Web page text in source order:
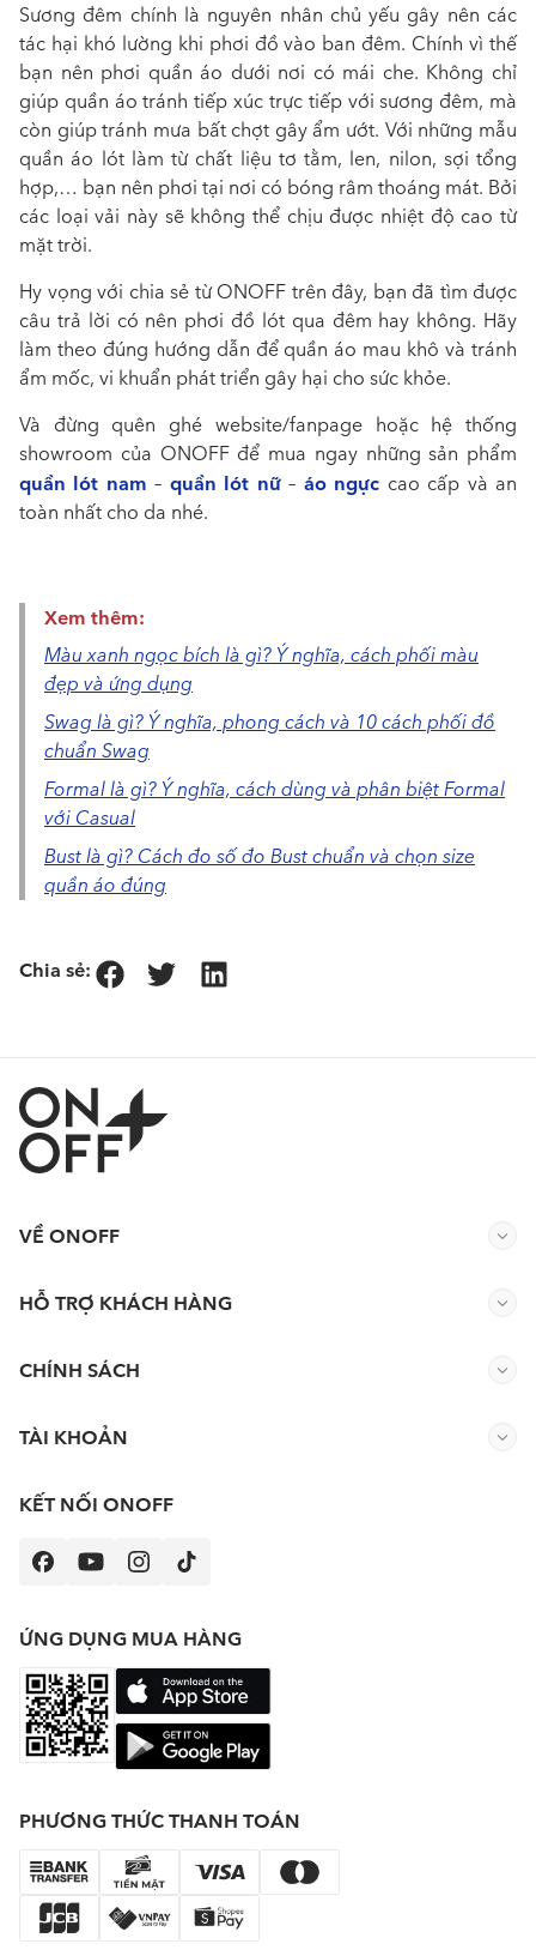
Sương đêm chính là nguyên nhân chủ yếu gây nên các
tác hại khó lường khi phơi đồ vào ban đêm. Chính vì thế
bạn nên phơi quần áo dưới nơi có mái che. Không chỉ
giúp quần áo tránh tiếp xúc trực tiếp với sương đêm, mà
còn giúp tránh mưa bất chợt gây ẩm ướt. Với những mẫu
quần áo lót làm từ chất liệu tơ tằm, len, nilon, sợi tổng
hợp,… bạn nên phơi tại nơi có bóng râm thoáng mát. Bởi
các loại vải này sẽ không thể chịu được nhiệt độ cao từ
mặt trời.
Hy vọng với chia sẻ từ ONOFF trên đây, bạn đã tìm được
câu trả lời có nên phơi đồ lót qua đêm hay không. Hãy
làm theo đúng hướng dẫn để quần áo mau khô và tránh
ẩm mốc, vi khuẩn phát triển gây hại cho sức khỏe.
Và đừng quên ghé website/fanpage hoặc hệ thống
showroom của ONOFF để mua ngay những sản phẩm
quần lót nam – quần lót nữ– áo ngực cao cấp và an
toàn nhất cho da nhé.
Xem thêm:
Màu xanh ngọc bích là gì? Ý nghĩa, cách phối màu
đẹp và ứng dụng
Swag là gì? Ý nghĩa, phong cách và 10 cách phối đồ
chuẩn Swag
Formal là gì? Ý nghĩa, cách dùng và phân biệt Formal
với Casual
Bust là gì? Cách đo số đo Bust chuẩn và chọn size
quần áo đúng
Chia sẻ:
HỖ TRỢ KHÁCH HÀNG
TÀI KHOẢN
CHÍNH SÁCH
VỀ ONOFF
KẾT NỐI ONOFF
ỨNG DỤNG MUA HÀNG
PHƯƠNG THỨC THANH TOÁN